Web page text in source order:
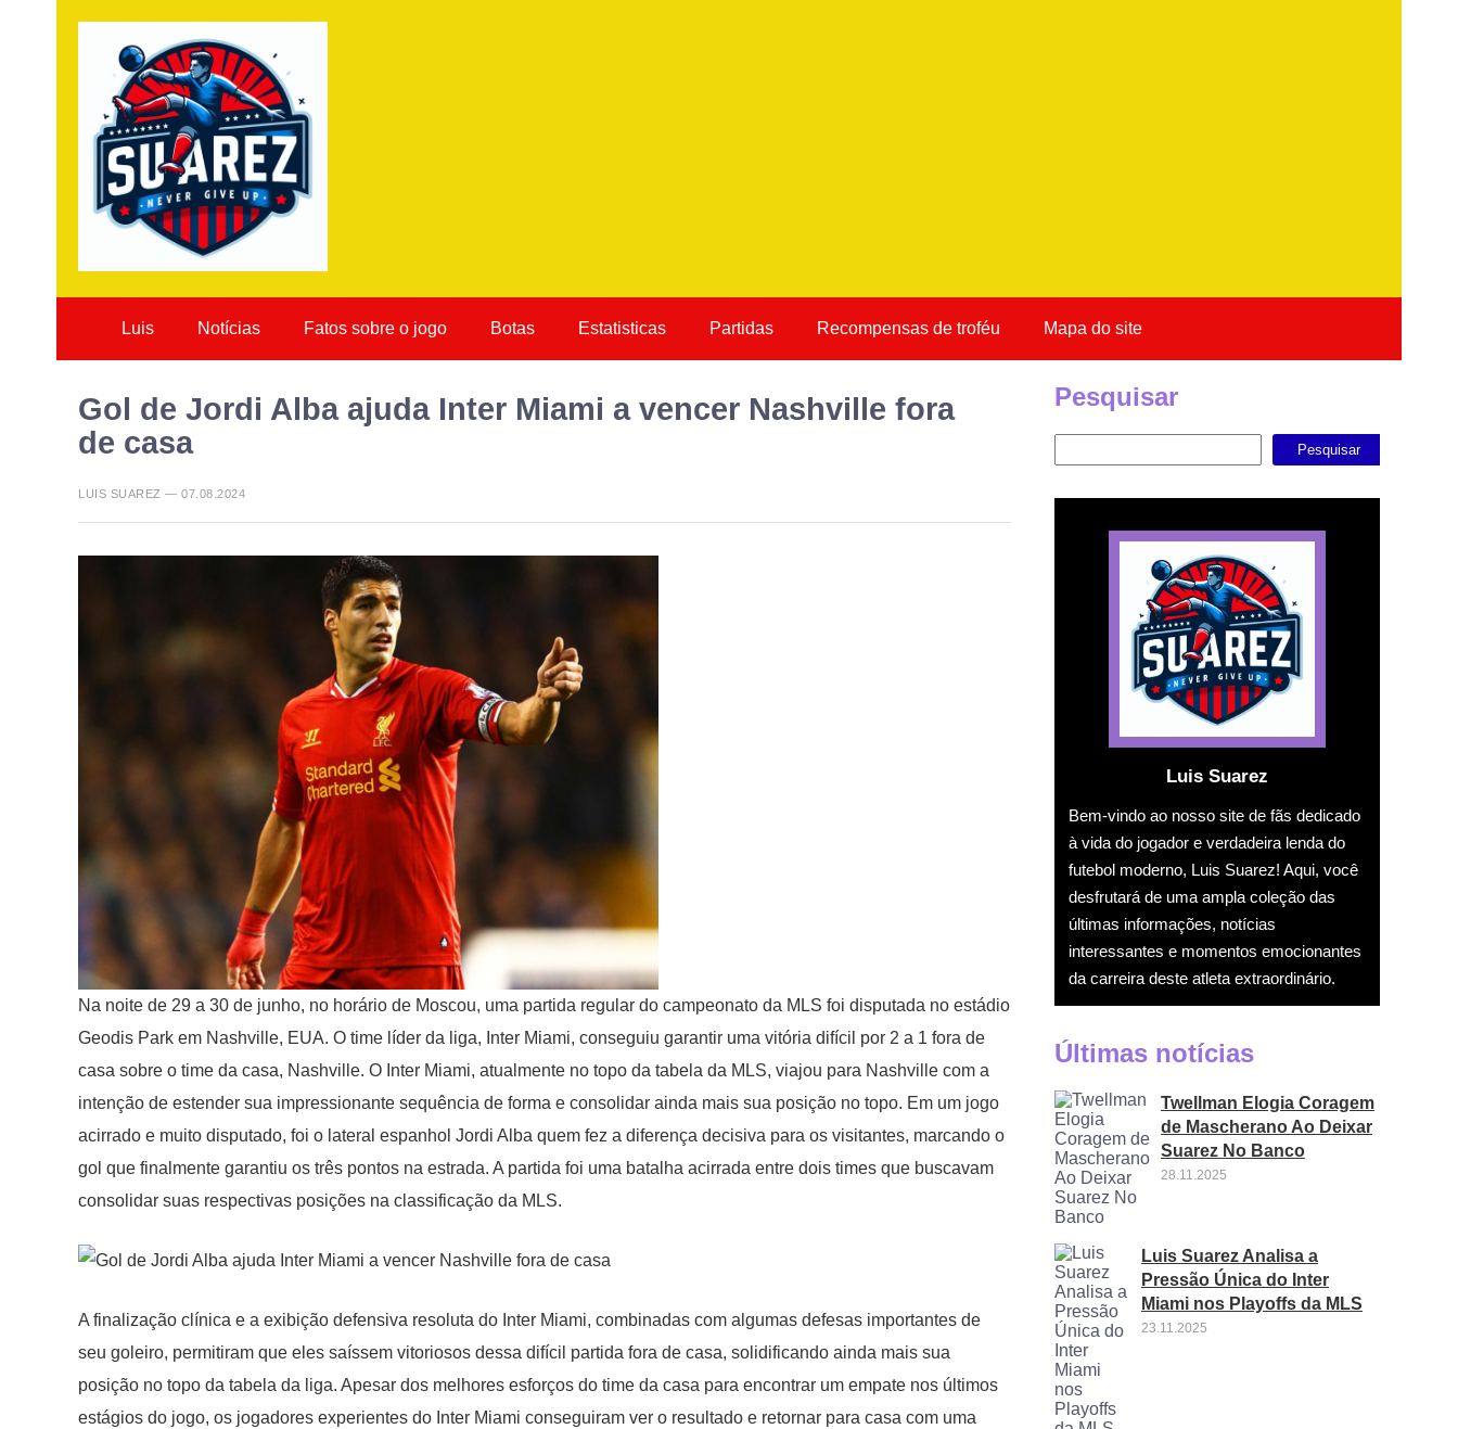
Luis Notícias Fatos sobre o jogo Botas Estatisticas Partidas Recompensas de troféu Mapa do site
Gol de Jordi Alba ajuda Inter Miami a vencer Nashville fora
de casa
LUIS SUAREZ — 07.08.2024
Na noite de 29 a 30 de junho, no horário de Moscou, uma partida regular do campeonato da MLS foi disputada no estádio
Geodis Park em Nashville, EUA. O time líder da liga, Inter Miami, conseguiu garantir uma vitória difícil por 2 a 1 fora de
casa sobre o time da casa, Nashville. O Inter Miami, atualmente no topo da tabela da MLS, viajou para Nashville com a
intenção de estender sua impressionante sequência de forma e consolidar ainda mais sua posição no topo. Em um jogo
acirrado e muito disputado, foi o lateral espanhol Jordi Alba quem fez a diferença decisiva para os visitantes, marcando o
gol que finalmente garantiu os três pontos na estrada. A partida foi uma batalha acirrada entre dois times que buscavam
consolidar suas respectivas posições na classificação da MLS.
A finalização clínica e a exibição defensiva resoluta do Inter Miami, combinadas com algumas defesas importantes de
seu goleiro, permitiram que eles saíssem vitoriosos dessa difícil partida fora de casa, solidificando ainda mais sua
posição no topo da tabela da liga. Apesar dos melhores esforços do time da casa para encontrar um empate nos últimos
estágios do jogo, os jogadores experientes do Inter Miami conseguiram ver o resultado e retornar para casa com uma
Pesquisar
Pesquisar
Luis Suarez
Bem-vindo ao nosso site de fãs dedicado
à vida do jogador e verdadeira lenda do
futebol moderno, Luis Suarez! Aqui, você
desfrutará de uma ampla coleção das
últimas informações, notícias
interessantes e momentos emocionantes
da carreira deste atleta extraordinário.
Últimas notícias
Twellman Elogia Coragem
de Mascherano Ao Deixar
Suarez No Banco
28.11.2025
Luis Suarez Analisa a
Pressão Única do Inter
Miami nos Playoffs da MLS
23.11.2025